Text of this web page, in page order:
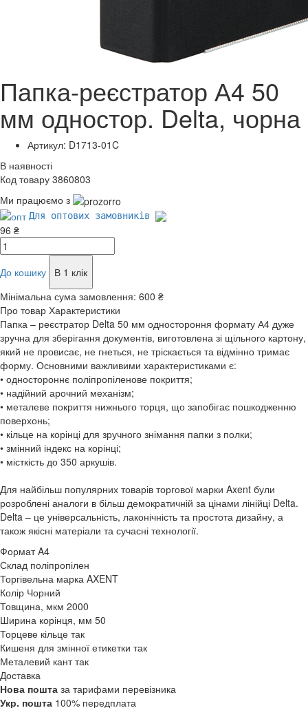
Папка-реєстратор А4 50
мм одностор. Delta, чорна
Артикул: D1713-01C
В наявності
Код товару 3860803
Ми працюємо з
Для оптових замовників
96 ₴
До кошику
В 1 клік
Мінімальна сума замовлення: 600 ₴
Про товар Характеристики
Папка – реєстратор Delta 50 мм одностороння формату А4 дуже
зручна для зберігання документів, виготовлена зі щільного картону,
який не провисає, не гнеться, не тріскається та відмінно тримає
форму. Основними важливими характеристиками є:
• одностороннє поліпропіленове покриття;
• надійний арочний механізм;
• металеве покриття нижнього торця, що запобігає пошкодженню
поверхонь;
• кільце на корінці для зручного знімання папки з полки;
• змінний індекс на корінці;
• місткість до 350 аркушів.
Для найбільш популярних товарів торгової марки Axent були
розроблені аналоги в більш демократичній за цінами лінійці Delta.
Delta – це універсальність, лаконічність та простота дизайну, а
також якісні матеріали та сучасні технології.
Формат A4
Склад поліпропілен
Торгівельна марка AXENT
Колір Чорний
Товщина, мкм 2000
Ширина корінця, мм 50
Торцеве кільце так
Кишеня для змінної етикетки так
Металевий кант так
Доставка
Нова пошта за тарифами перевізника
Укр. пошта 100% передплата